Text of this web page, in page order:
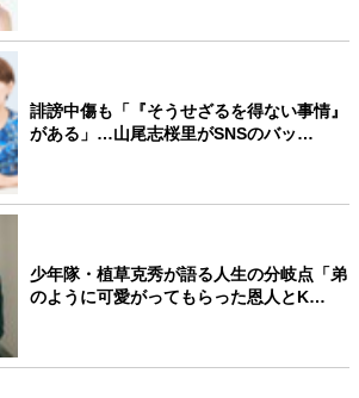
誹謗中傷も「『そうせざるを得ない事情』
がある」…山尾志桜里がSNSのバッ…
少年隊・植草克秀が語る人生の分岐点「弟
のように可愛がってもらった恩人とK…